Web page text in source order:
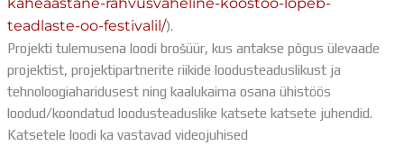
kaheaastane-rahvusvaheline-koostoo-lopeb-
teadlaste-oo-festivalil/).
Projekti tulemusena loodi brošüür, kus antakse põgus ülevaade
projektist, projektipartnerite riikide loodusteaduslikust ja
tehnoloogiaharidusest ning kaalukaima osana ühistöös
loodud/koondatud loodusteaduslike katsete katsete juhendid.
Katsetele loodi ka vastavad videojuhised